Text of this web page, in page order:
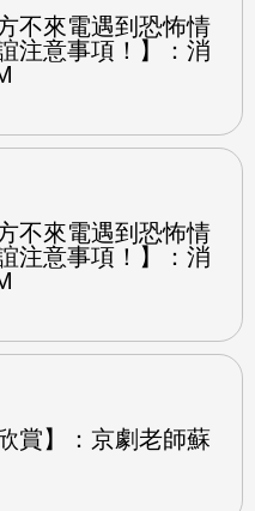
不來電遇到恐怖情
注意事項！】：消
不來電遇到恐怖情
注意事項！】：消
賞】：京劇老師蘇